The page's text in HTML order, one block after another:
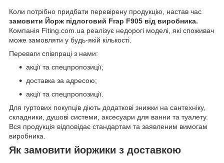
Коли потрібно придбати перевірену продукцію, настав час
замовити Йорж підлоговий Frap F905 від виробника.
Компанія Fiting.com.ua реалізує недорогі моделі, які споживач
може замовляти у будь-якій кількості.
Переваги співпраці з нами:
акції та спецпропозиції;
доставка за адресою;
акції та спецпропозиції.
Для гуртових покупців діють додаткові знижки на сантехніку,
складники, душові системи, аксесуари для ванни та туалету.
Вся продукція відповідає стандартам та заявленим вимогам
виробника.
Як замовити йоржики з доставкою